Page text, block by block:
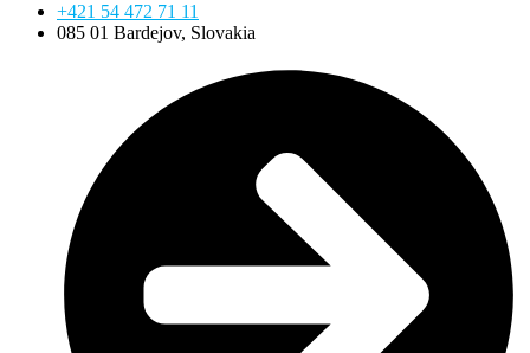
+421 54 472 71 11
085 01 Bardejov, Slovakia